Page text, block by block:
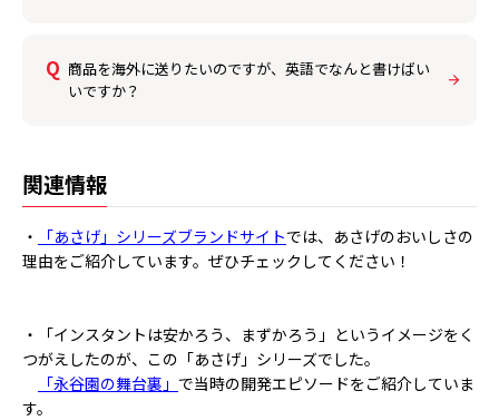
商品を海外に送りたいのですが、英語でなんと書けばい
いですか？
関連情報
・ 「あさげ」シリーズブランドサイトでは、あさげのおいしさの
理由をご紹介しています。ぜひチェックしてください！
・「インスタントは安かろう、まずかろう」というイメージをく
つがえしたのが、この「あさげ」シリーズでした。
「永谷園の舞台裏」 で当時の開発エピソードをご紹介していま
す。